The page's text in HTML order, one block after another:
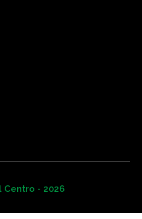
Centro - 2026